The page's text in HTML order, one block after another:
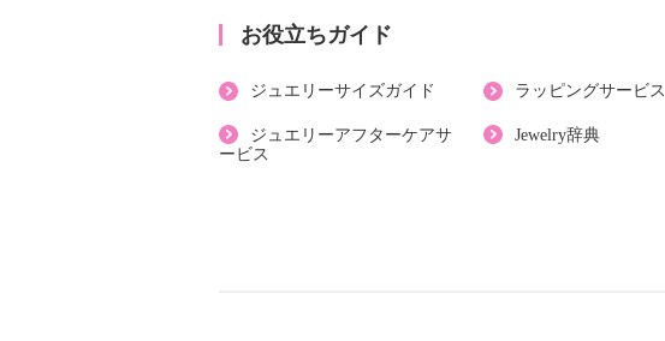
【使用素材】
【その他】
・個体差あり
【原産国（地）】
お役立ちガイド
ジュエリーサイズガイド ラッピングサービス
ジュエリーアフターケアサ
ービス
Jewelry辞典